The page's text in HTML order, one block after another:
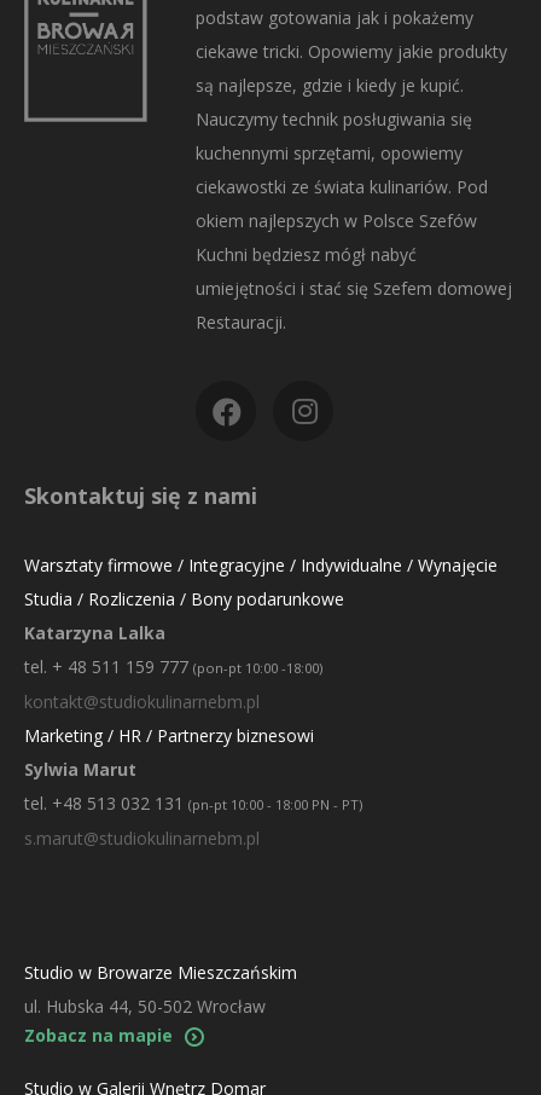
podstaw gotowania jak i pokażemy
ciekawe tricki. Opowiemy jakie produkty
są najlepsze, gdzie i kiedy je kupić.
Nauczymy technik posługiwania się
kuchennymi sprzętami, opowiemy
ciekawostki ze świata kulinariów. Pod
okiem najlepszych w Polsce Szefów
Kuchni będziesz mógł nabyć
umiejętności i stać się Szefem domowej
Restauracji.
Skontaktuj się z nami
Warsztaty firmowe / Integracyjne / Indywidualne / Wynajęcie
Studia / Rozliczenia / Bony podarunkowe
Katarzyna Lalka
tel. + 48 511 159 777 (pon-pt 10:00 -18:00)
kontakt@studiokulinarnebm.pl
Marketing / HR / Partnerzy biznesowi
Sylwia Marut
tel. +48 513 032 131 (pn-pt 10:00 - 18:00 PN - PT)
s.marut@studiokulinarnebm.pl
Studio w Browarze Mieszczańskim
ul. Hubska 44, 50-502 Wrocław
Zobacz na mapie
Studio w Galerii Wnętrz Domar